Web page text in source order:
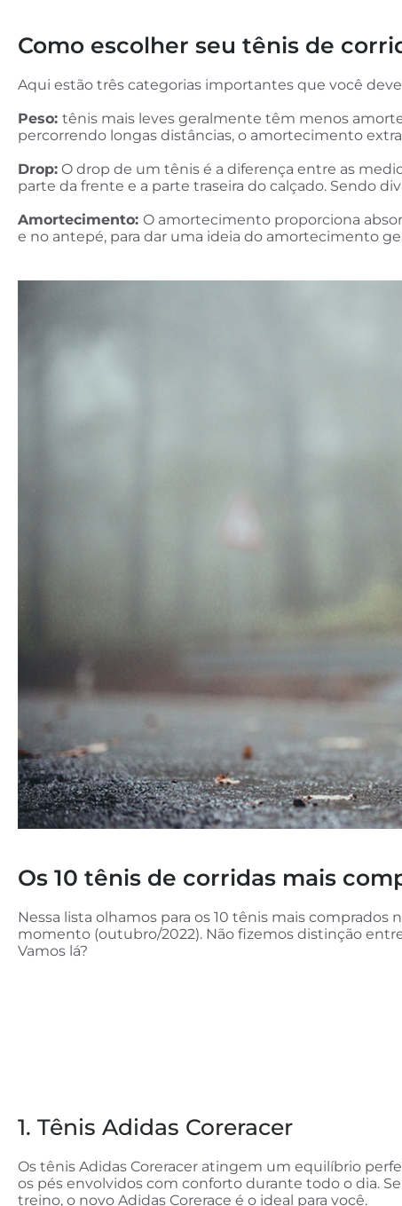
Como escolher seu tênis de
Aqui estão três categorias importantes que você
Peso: tênis mais leves geralmente têm menos
percorrendo longas distâncias, o amortecimento
Drop: O drop de um tênis é a diferença entre as
parte da frente e a parte traseira do calçado. Sendo
Amortecimento: O amortecimento proporciona
e no antepé, para dar uma ideia do amortecimento
Os 10 tênis de corridas mais
Nessa lista olhamos para os 10 tênis mais comprados
momento (outubro/2022). Não fizemos distinção
Vamos lá?
1. Tênis Adidas Coreracer
Os tênis Adidas Coreracer atingem um equilíbrio
os pés envolvidos com conforto durante todo o dia.
treino, o novo Adidas Corerace é o ideal para você.